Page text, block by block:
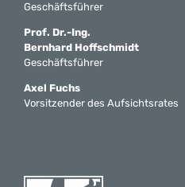
Geschäftsführer
Prof. Dr.-Ing.
Bernhard Hoffschmidt
Geschäftsführer
Axel Fuchs
Vorsitzender des Aufsichtsrates